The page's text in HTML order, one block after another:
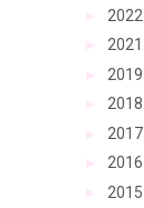
2022
2021
2019
2018
2017
2016
2015